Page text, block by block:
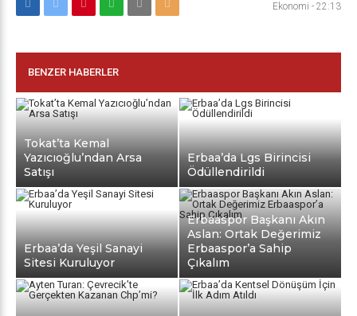
Ekonomi - 22:13
BENZER HABERLER
Tokat’ta Kemal
Yazıcıoğlu’ndan Arsa
Satışı
Erbaa’da Lgs Birincisi
Ödüllendirildi
Erbaa’da Yeşil Sanayi
Sitesi Kuruluyor
Erbaaspor Başkanı Akın
Aslan: Ortak Değerimiz
Erbaaspor’a Sahip
Çıkalım